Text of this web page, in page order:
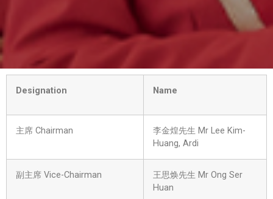
Designation Name
主席 Chairman
李金煌先生 Mr Lee Kim-
Huang, Ardi
副主席 Vice-Chairman
王思焕先生 Mr Ong Ser
Huan